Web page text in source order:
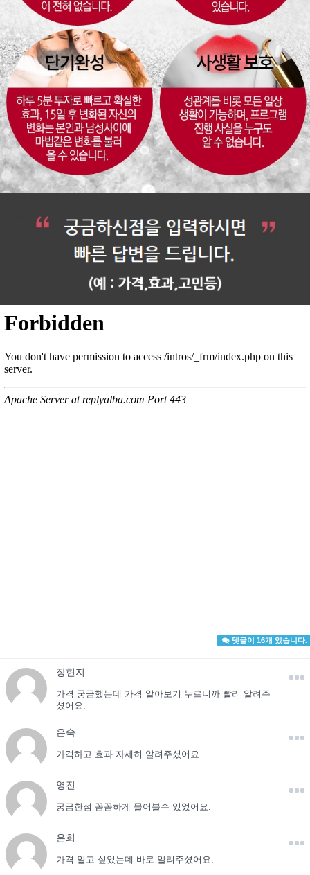
댓글이 16개 있습니다.
장현지
가격 궁금했는데 가격 알아보기 누르니까 빨리 알려주
셨어요.
은숙
가격하고 효과 자세히 알려주셨어요.
영진
궁금한점 꼼꼼하게 물어볼수 있었어요.
은희
가격 알고 싶었는데 바로 알려주셨어요.